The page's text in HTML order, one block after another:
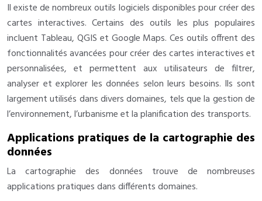
Il existe de nombreux outils logiciels disponibles pour créer des
cartes interactives. Certains des outils les plus populaires
incluent Tableau, QGIS et Google Maps. Ces outils offrent des
fonctionnalités avancées pour créer des cartes interactives et
personnalisées, et permettent aux utilisateurs de filtrer,
analyser et explorer les données selon leurs besoins. Ils sont
largement utilisés dans divers domaines, tels que la gestion de
l’environnement, l’urbanisme et la planification des transports.
Applications pratiques de la cartographie des
données
La cartographie des données trouve de nombreuses
applications pratiques dans différents domaines.